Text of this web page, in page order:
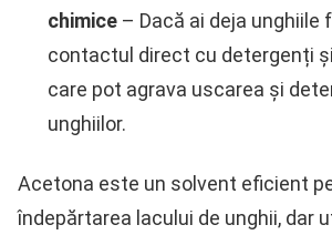
chimice – Dacă ai deja unghiile
contactul direct cu detergenți
care pot agrava uscarea și
unghiilor.
Acetona este un solvent eficient
îndepărtarea lacului de unghii, dar